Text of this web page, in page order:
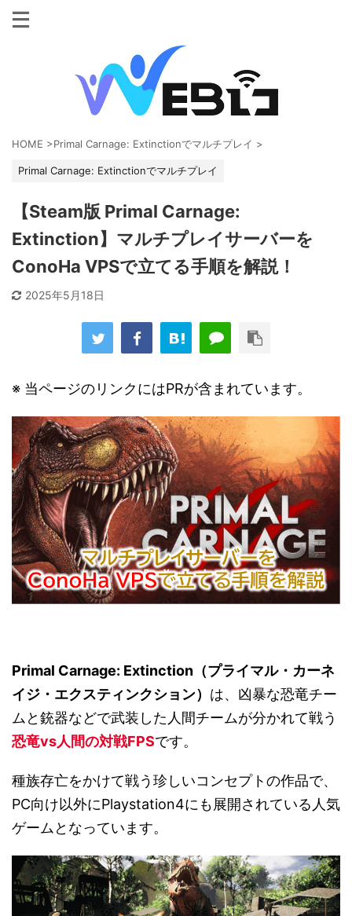
HOME >Primal Carnage: Extinctionでマルチプレイ >
Primal Carnage: Extinctionでマルチプレイ
【Steam版 Primal Carnage:
Extinction】マルチプレイサーバーを
ConoHa VPSで立てる手順を解説！
2025年5月18日
※ 当ページのリンクにはPRが含まれています。
Primal Carnage: Extinction（プライマル・カーネ
イジ・エクスティンクション） は、凶暴な恐竜チー
ムと銃器などで武装した人間チームが分かれて戦う
恐竜vs人間の対戦FPSです。
種族存亡をかけて戦う珍しいコンセプトの作品で、
PC向け以外にPlaystation4にも展開されている人気
ゲームとなっています。